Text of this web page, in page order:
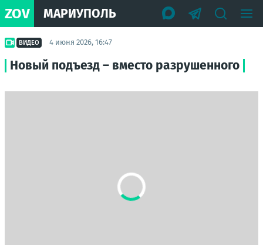
ZOV МАРИУПОЛЬ
ВИДЕО 4 июня 2026, 16:47
Новый подъезд – вместо разрушенного